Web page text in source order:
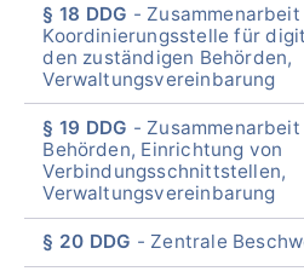
§ 18 DDG
Koordinierungsstelle für
den zuständigen Behörden,
Verwaltungsvereinbarung
§ 19 DDG
Behörden, Einrichtung von
Verbindungsschnittstellen,
Verwaltungsvereinbarung
§ 20 DDG Zentrale